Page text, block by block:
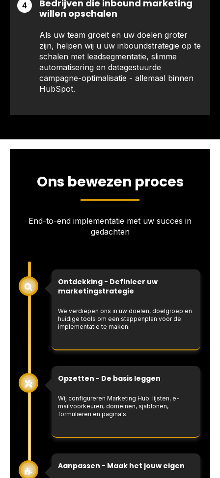
4
Bedrijven die inbound marketing
willen opschalen
Als uw team groeit en uw doelen groter
zijn, helpen wij u uw inboundstrategie op te
schalen met leadsegmentatie, slimme
automatisering en datagestuurde
campagne-optimalisatie - allemaal binnen
HubSpot.
Ons bewezen proces
End-to-end implementatie met uw succes in
gedachten
Ontdekking - Definieer uw
marketingstrategie
We verdiepen ons in uw doelen, doelgroep en
huidige tools om een stappenplan voor de
implementatie te maken.
Opzetten - De basis leggen
Wij configureren Marketing Hub: lijsten, e-
mailvoorkeuren, domeinen, sjablonen,
formulieren en pagina's.
Aanpassen - Maak het jouw eigen